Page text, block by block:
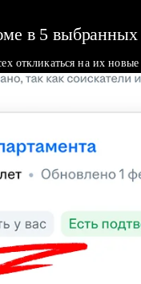
в 5 выбранных
откликаться на их